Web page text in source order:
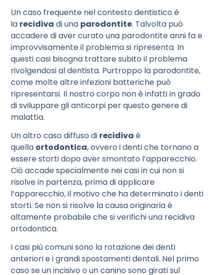
Un caso frequente nel contesto dentistico è
la recidiva di una parodontite. Talvolta può
accadere di aver curato una parodontite anni fa e
improvvisamente il problema si ripresenta. In
questi casi bisogna trattare subito il problema
rivolgendosi al dentista. Purtroppo la parodontite,
come molte altre infezioni batteriche può
ripresentarsi. Il nostro corpo non è infatti in grado
di sviluppare gli anticorpi per questo genere di
malattia.
Un altro caso diffuso di recidiva è
quella ortodontica, ovvero i denti che tornano a
essere storti dopo aver smontato l’apparecchio.
Ciò accade specialmente nei casi in cui non si
risolve in partenza, prima di applicare
l’apparecchio, il motivo che ha determinato i denti
storti. Se non si risolve la causa originaria è
altamente probabile che si verifichi una recidiva
ortodontica.
I casi più comuni sono la rotazione dei denti
anteriori e i grandi spostamenti dentali. Nel primo
caso se un incisivo o un canino sono girati sul